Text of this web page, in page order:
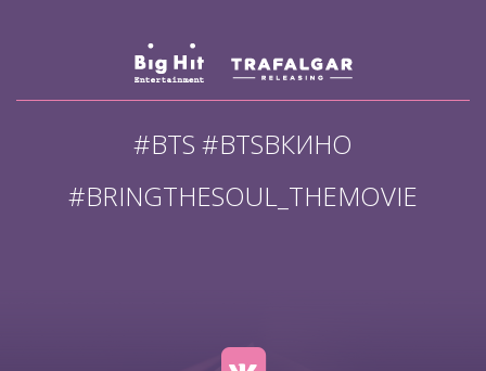
#BTS #BTSВКИНО
#BRINGTHESOUL_THEMOVIE